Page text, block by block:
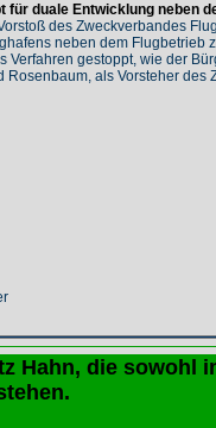
für duale Entwicklung neben
des Zweckverbandes
neben dem Flugbetrieb
Verfahren gestoppt, wie der
als Vorsteher des
Hahn, die sowohl